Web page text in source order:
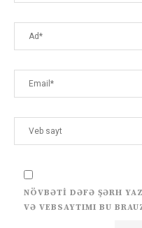
NÖVBƏTI DƏFƏ ŞƏRH
VƏ VEBSAYTIMI BU